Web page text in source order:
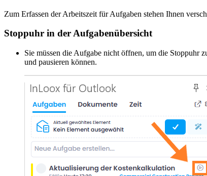
Zum Erfassen der Arbeitszeit für Aufgaben stehen Ihnen
Stoppuhr in der Aufgabenübersicht
Sie müssen die Aufgabe nicht öffnen, um die Stoppuhr
und pausieren können.